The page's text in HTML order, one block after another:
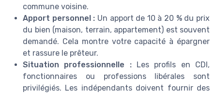
commune voisine.
Apport personnel : Un apport de 10 à 20 % du prix
du bien (maison, terrain, appartement) est souvent
demandé. Cela montre votre capacité à épargner
et rassure le prêteur.
Situation professionnelle :Les profils en CDI,
fonctionnaires ou professions libérales sont
privilégiés. Les indépendants doivent fournir des